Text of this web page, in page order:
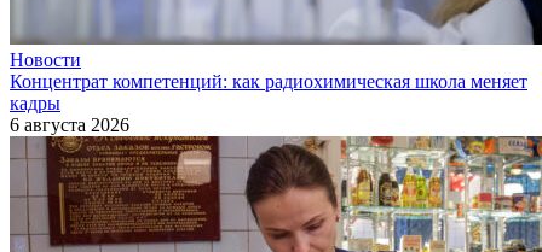
Новости
Концентрат компетенций: как радиохимическая школа меняет
кадры
6 августа 2026